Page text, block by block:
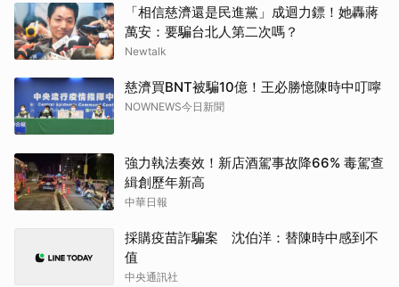
「相信慈濟還是民進黨」成迴力鏢！她轟蔣
萬安：要騙台北人第二次嗎？
Newtalk
慈濟買BNT被騙10億！王必勝憶陳時中叮嚀
NOWNEWS今日新聞
強力執法奏效！新店酒駕事故降66% 毒駕查
緝創歷年新高
中華日報
採購疫苗詐騙案 沈伯洋：替陳時中感到不
值
中央通訊社